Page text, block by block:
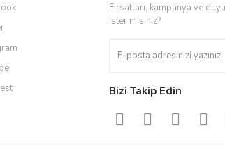
Fırsatları, kampanya ve
ister misiniz?
Bizi Takip Edin